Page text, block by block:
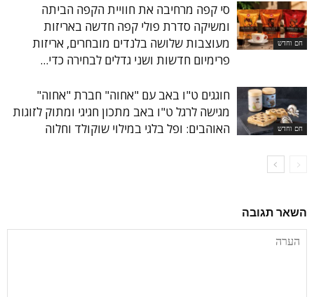
חם וחדש
סי קפה מרחיבה את חוויית הקפה הביתה
ומשיקה סדרת פולי קפה חדשה באריזות
מעוצבות שלושה בלנדים מובחרים, אריזות
פרימיום חדשות ושני גדלים לבחירה כדי...
חם וחדש
חוגגים ט"ו באב עם "אחוה" חברת "אחוה"
מגישה לרגל ט"ו באב מתכון חגיגי ומתוק לזוגות
האוהבים: ופל בלגי במילוי שוקולד וחלוה
השאר תגובה